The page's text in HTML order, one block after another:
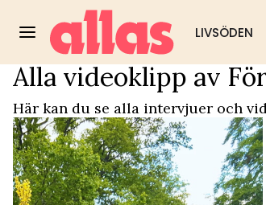
LIVSÖDEN
Populärt: Trädgård DIY & husmorstips
Video Start/Författare
Alla videoklipp av
Här kan du se alla intervjuer och